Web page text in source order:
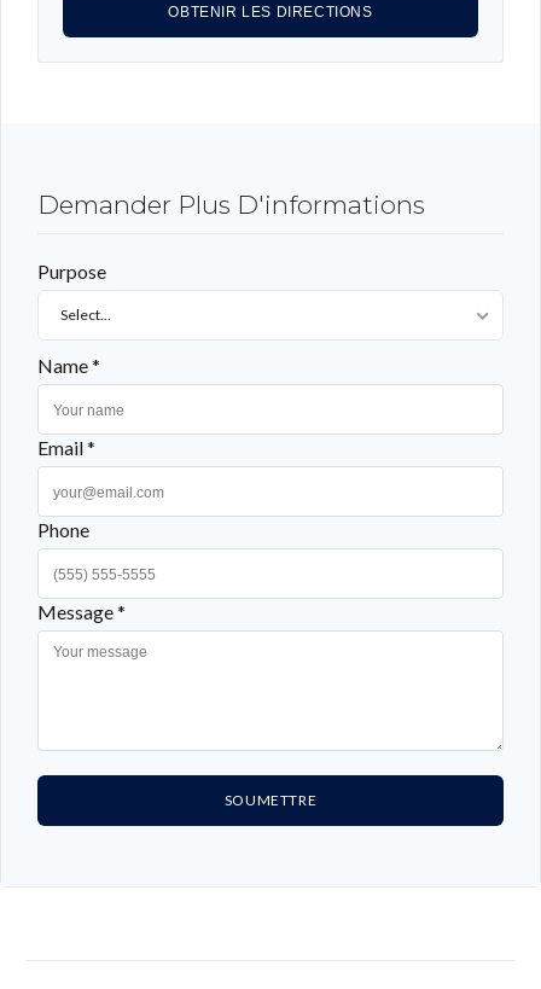
Demander Plus D'informations
Purpose
Select...
Name *
Email *
Phone
Message *
SOUMETTRE
CONNEXION